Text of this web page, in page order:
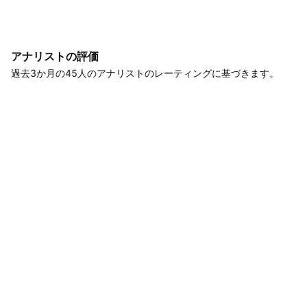
アナリストの評価
過去3か月の45人のアナリストのレーティングに基づきます。